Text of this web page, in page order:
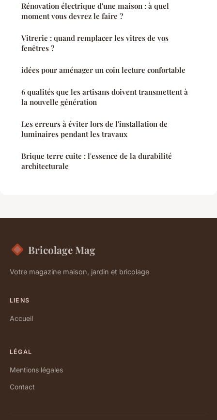
Rénovation électrique d'une maison : à quel
moment vous devrez le faire ?
Vitrerie : quand remplacer les vitres de vos
fenêtres ?
idées pour aménager un coin lecture confortable
6 qualités que les artisans doivent transmettent à
la nouvelle génération
Les erreurs à éviter lors de l'installation de
luminaires pendant les travaux
Brique terre cuite : l'essence de la durabilité
architecturale
Bricolage Mag
Votre magazine maison, jardin et bricolage
LIENS
Accueil
LÉGAL
Mentions légales
Contact